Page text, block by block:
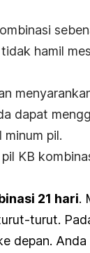
hamil
dapat
pil.
KB
21 hari.
turut.
depan.